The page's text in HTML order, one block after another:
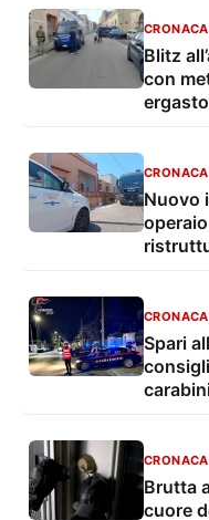
CRONACA
Blitz
con
CRONACA
Nuovo
CRONACA
Spari
CRONACA
Brutta
cuore